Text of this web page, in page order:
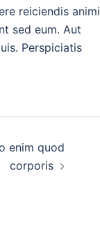
reiciendis animi
sed eum. Aut
Perspiciatis
enim quod
corporis